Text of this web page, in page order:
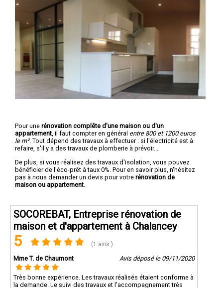
Pour une rénovation complête d'une maison ou d'un
appartement , il faut compter en général entre 800 et 1200 euros
le m². Tout dépend des travaux à effectuer : si l'électricité est à
refaire, s'il y a des travaux de plomberie à prévoir...
De plus, si vous réalisez des travaux d'isolation, vous pouvez
bénéficier de l'éco-prêt à taux 0%. Pour en savoir plus, n'hésitez
pas à nous demander un devis pour votre rénovation de
maison ou appartement
SOCOREBAT, Entreprise rénovation de
maison et d'appartement à Chalancey
5 (1 avis )
Mme T. de Chaumont Avis déposé le 09/11/2020
Très bonne expérience. Les travaux réalisés étaient conforme à
la demande. Le suivi des travaux et l'accompagnement très